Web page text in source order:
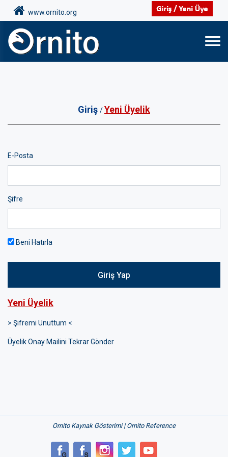
www.ornito.org
Giriş /Yeni Üyelik
E-Posta
Şifre
Beni Hatırla
Giriş Yap
Yeni Üyelik
> Şifremi Unuttum <
Üyelik Onay Mailini Tekrar Gönder
Ornito Kaynak Gösterimi | Ornito Reference